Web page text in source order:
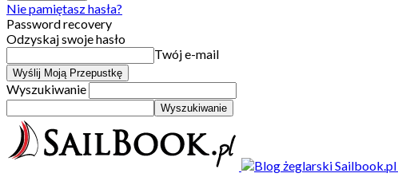
Nie pamiętasz hasła?
Password recovery
Odzyskaj swoje hasło
Twój e-mail
Wyszukiwanie